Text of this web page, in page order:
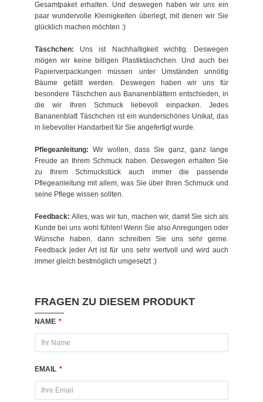
FRAGEN ZU DIESEM PRODUKT
NAME *
EMAIL *
Gesamtpaket erhalten. Und deswegen haben wir uns ein
paar wundervolle Kleinigkeiten überlegt, mit denen wir Sie
glücklich machen möchten :)
Täschchen: Uns ist Nachhaltigkeit wichtig. Deswegen
mögen wir keine billigen Plastiktäschchen. Und auch bei
Papierverpackungen müssen unter Umständen unnötig
Bäume gefällt werden. Deswegen haben wir uns für
besondere Täschchen aus Bananenblättern entschieden, in
die wir Ihren Schmuck liebevoll einpacken. Jedes
Bananenblatt Täschchen ist ein wunderschönes Unikat, das
in liebevoller Handarbeit für Sie angefertigt wurde.
Pflegeanleitung: Wir wollen, dass Sie ganz, ganz lange
Freude an Ihrem Schmuck haben. Deswegen erhalten Sie
zu Ihrem Schmuckstück auch immer die passende
Pflegeanleitung mit allem, was Sie über Ihren Schmuck und
seine Pflege wissen sollten.
Feedback: Alles, was wir tun, machen wir, damit Sie sich als
Kunde bei uns wohl fühlen! Wenn Sie also Anregungen oder
Wünsche haben, dann schreiben Sie uns sehr gerne.
Feedback jeder Art ist für uns sehr wertvoll und wird auch
immer gleich bestmöglich umgesetzt :)